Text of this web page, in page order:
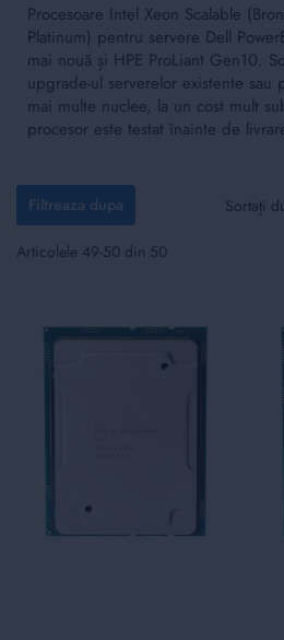
Procesoare Intel Xeon Scalable
Platinum) pentru servere Dell
mai nouă și HPE ProLiant Gen10.
upgrade-ul serverelor existente
mai multe nuclee, la un cost mult
procesor este testat înainte de
Articolele 49-50 din 50
Sortați
Filtreaza dupa